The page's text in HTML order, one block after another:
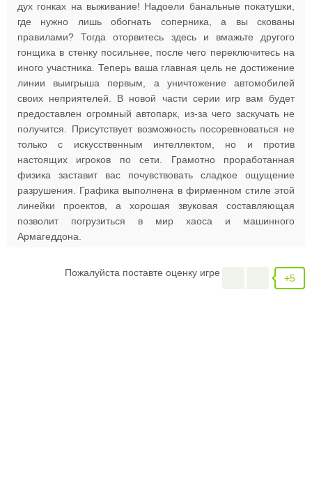
дух гонках на выживание! Надоели банальные покатушки,
где нужно лишь обогнать соперника, а вы скованы
правилами? Тогда оторвитесь здесь и вмажьте другого
гонщика в стенку посильнее, после чего переключитесь на
иного участника. Теперь ваша главная цель не достижение
линии выигрыша первым, а уничтожение автомобилей
своих неприятелей. В новой части серии игр вам будет
предоставлен огромный автопарк, из-за чего заскучать не
получится. Присутствует возможность посоревноваться не
только с искусственным интеллектом, но и против
настоящих игроков по сети. Грамотно проработанная
физика заставит вас почувствовать сладкое ощущение
разрушения. Графика выполнена в фирменном стиле этой
линейки проектов, а хорошая звуковая составляющая
позволит погрузиться в мир хаоса и машинного
Армагеддона.
Пожалуйста поставте оценку игре +5